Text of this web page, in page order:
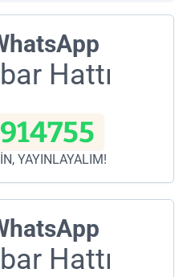
Hattı
YAYINLAYALIM!
Hattı